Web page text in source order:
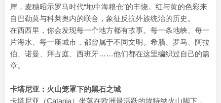
岸，麦穗昭示罗马时代“地中海粮仓”的丰饶。红与黄的色彩来
自巴勒莫与科莱奥内的联合，象征反抗外族统治的历史。
在西西里，你会发现每一个地方都有故事。每一条地峡、每一
片海水、每一座城市，都曾属于不同文明。希腊、罗马、阿拉
伯、诺曼、拜占庭、西班牙……他们都在这里编织过自己的篇
章。
卡塔尼亚：火山笼罩下的黑石之城
卡塔尼亚（Catania）坐落在欧洲最活跃的埃特纳火山脚下，